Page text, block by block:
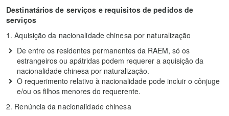
Destinatários de serviços e requisitos de pedidos de
serviços
1. Aquisição da nacionalidade chinesa por naturalização
De entre os residentes permanentes da RAEM, só os
estrangeiros ou apátridas podem requerer a aquisição da
nacionalidade chinesa por naturalização.
O requerimento relativo à nacionalidade pode incluir o cônjuge
e/ou os filhos menores do requerente.
2. Renúncia da nacionalidade chinesa